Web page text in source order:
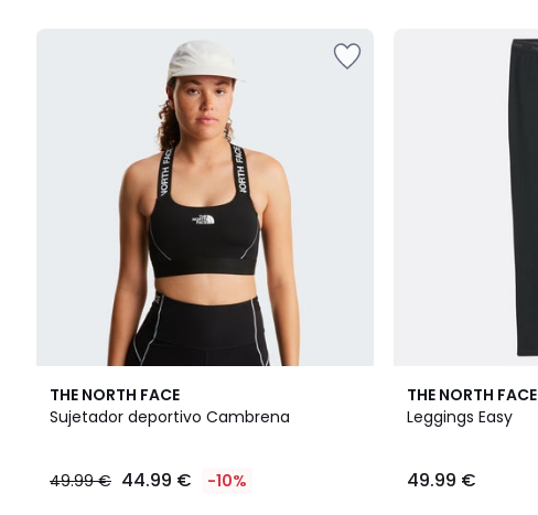
THE NORTH FACE
Sujetador deportivo Cambrena
49.99 € 44.99 € -10%
THE NORTH FACE
Leggings Easy
49.99 €